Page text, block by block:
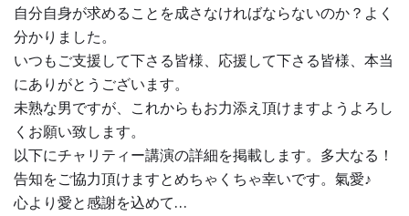
自分自身が求めることを成さなければならないのか？よく
分かりました。
いつもご支援して下さる皆様、応援して下さる皆様、本当
にありがとうございます。
未熟な男ですが、これからもお力添え頂けますようよろし
くお願い致します。
以下にチャリティー講演の詳細を掲載します。多大なる！
告知をご協力頂けますとめちゃくちゃ幸いです。氣愛♪
心より愛と感謝を込めて…